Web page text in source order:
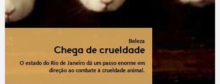
Beleza
Chega de crueldade
O estado do Rio de Janeiro dá um passo enorme em
direção ao combate à crueldade animal.